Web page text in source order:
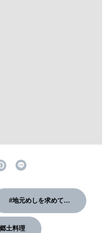
えてくれた 本当の歩き方。」
生まれる 新しい一流店へ。」
”に出会いに。韓国」
US!
#地元めしを求めて…
土料理